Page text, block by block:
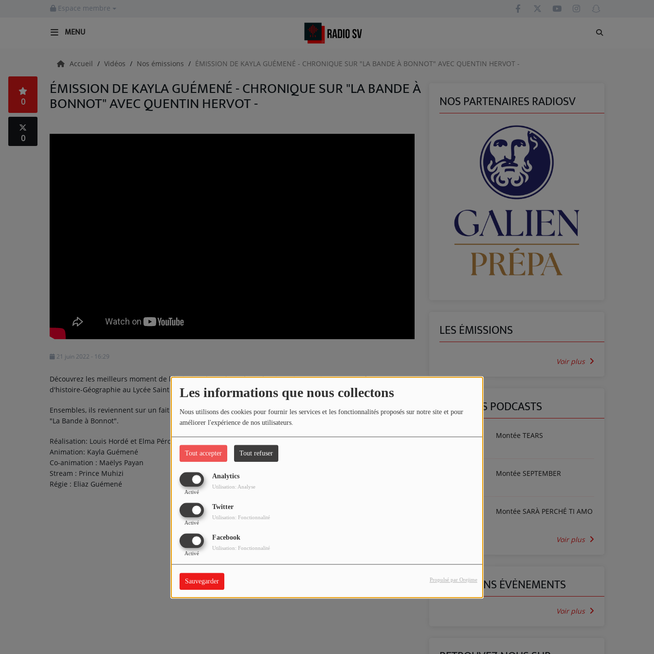
Les informations que nous collectons
Nous utilisons des cookies pour fournir les services et les fonctionnalités proposés sur notre site et pour
améliorer l'expérience de nos utilisateurs.
Tout accepter Tout refuser
Analytics
Activé
Utilisation: Analyse
Twitter
Activé
Utilisation: Fonctionnalité
Facebook
Activé
Utilisation: Fonctionnalité
Sauvegarder Propulsé par Orejime
Espace membre
MENU
RADIO
Emissions
Equipes
Titres diffusés
PARTICIPEZ
Accueil Vidéos Nos émissions ÉMISSION DE KAYLA GUÉMENÉ - CHRONIQUE SUR "LA BANDE À BONNOT" AVEC QUENTIN HERVOT -
ÉMISSION DE KAYLA GUÉMENÉ - CHRONIQUE SUR "LA BANDE À
BONNOT" AVEC QUENTIN HERVOT -
0
0
21 juin 2022 - 16:29
Découvrez les meilleurs moment de l'émission de Kayla Guémené qui reçoit Quentin Hervot, Professeur
d'histoire-Géographie au Lycée Saint Vincent de Rennes.
Ensembles, ils reviennent sur un fait marquant d'un 28 avril dans l'histoire:
"La Bande à Bonnot".
Réalisation: Louis Hordé et Elma Péron
Animation: Kayla Guémené
Co-animation : Maëlys Payan
Stream : Prince Muhizi
Régie : Eliaz Guémené
NOS PARTENAIRES RADIOSV
LES ÉMISSIONS
Voir plus
DERNIERS PODCASTS
Montée TEARS
Montée SEPTEMBER
Montée SARÀ PERCHÉ TI AMO
Voir plus
PROCHAINS ÉVÈNEMENTS
Voir plus